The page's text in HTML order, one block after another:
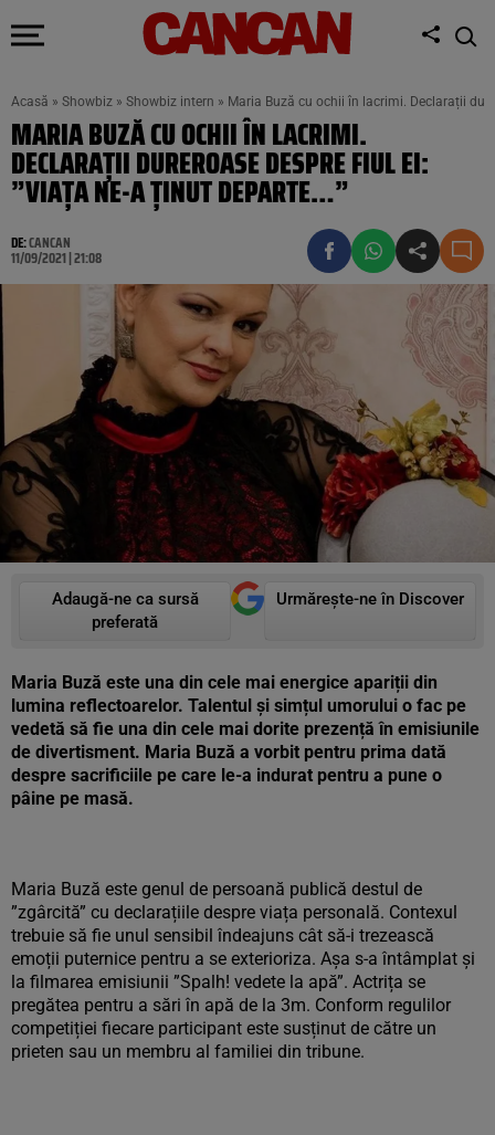
Acasă » Showbiz » Showbiz intern » Maria Buză cu ochii în lacrimi. Declarații
MARIA BUZĂ CU OCHII ÎN LACRIMI.
DECLARAȚII DUREROASE DESPRE FIUL EI:
”VIAȚA NE-A ȚINUT DEPARTE…”
DE:CANCAN
11/09/2021 | 21:08
Adaugă-ne ca sursă
preferată
Urmărește-ne în Discover
Maria Buză este una din cele mai energice apariții din
lumina reflectoarelor. Talentul și simțul umorului o fac pe
vedetă să fie una din cele mai dorite prezență în emisiunile
de divertisment. Maria Buză a vorbit pentru prima dată
despre sacrificiile pe care le-a indurat pentru a pune o
pâine pe masă.
Maria Buză este genul de persoană publică destul de
”zgârcită” cu declarațiile despre viața personală. Contexul
trebuie să fie unul sensibil îndeajuns cât să-i trezească
emoții puternice pentru a se exterioriza. Așa s-a întâmplat și
la filmarea emisiunii ”Spalh! vedete la apă”. Actrița se
pregătea pentru a sări în apă de la 3m. Conform regulilor
competiției fiecare participant este susținut de către un
prieten sau un membru al familiei din tribune.